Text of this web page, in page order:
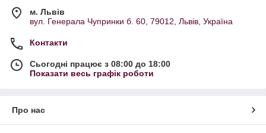
м. Львів
вул. Генерала Чупринки б. 60, 79012, Львів, Україна
Контакти
Сьогодні працює з 08:00 до 18:00
Показати весь графік роботи
Про нас